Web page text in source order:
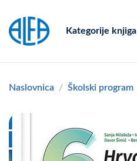
Kategorije knjiga
Naslovnica Školski program